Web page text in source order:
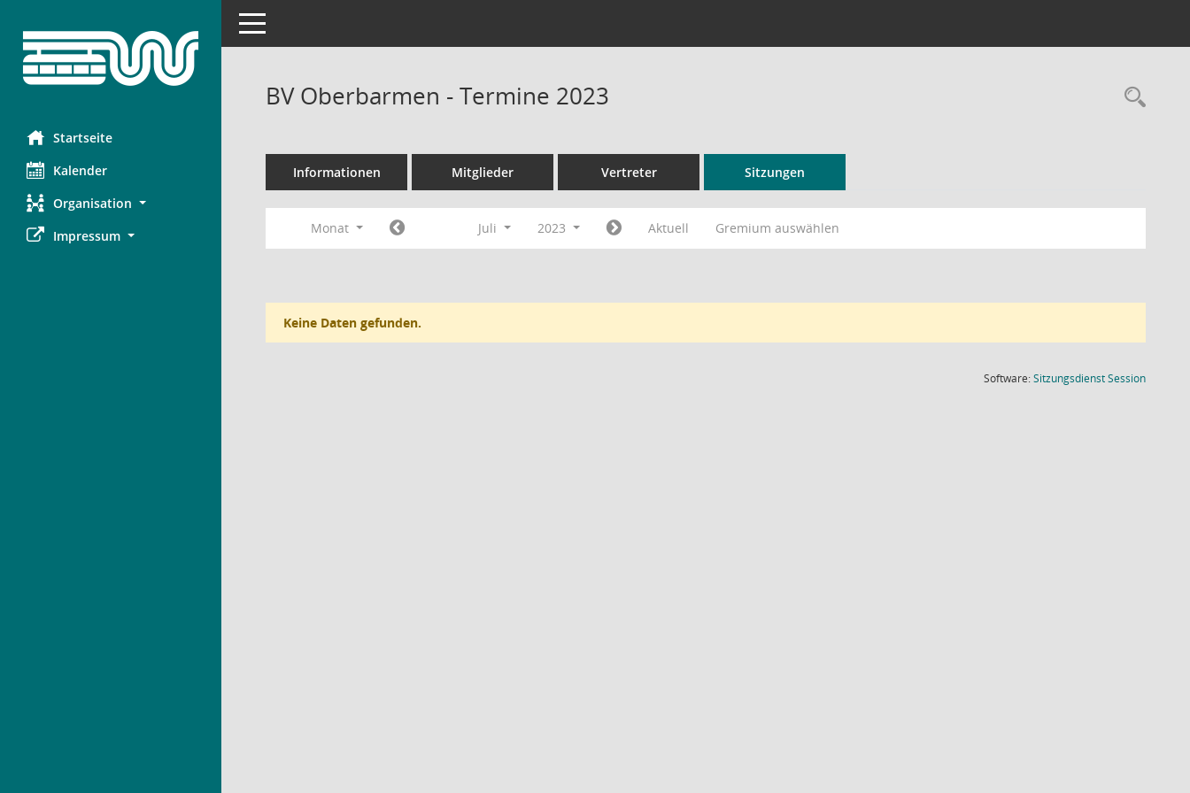
Startseite
Kalender
Organisation
Impressum
Toggle navigation
BV Oberbarmen - Termine 2023
Informationen Mitglieder Vertreter Sitzungen
Monat Juli 2023 Aktuell Gremium auswählen
Keine Daten gefunden.
Software:SitzungsdienstSession(Wird in